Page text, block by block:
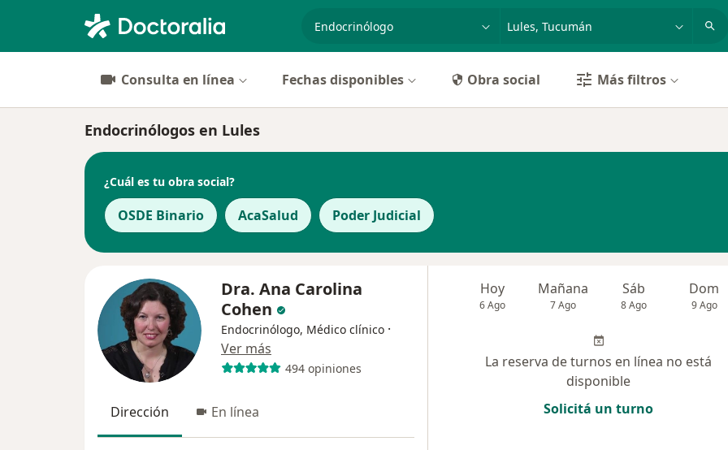
especialidad, enfermedad o nombrep. ej. Buenos Aires
Consulta en línea Fechas disponibles Obra social Más filtros
Endocrinólogos en Lules
¿Cuál es tu obra social?
OSDE Binario AcaSalud Poder Judicial
Dra. Ana Carolina
Cohen
Endocrinólogo, Médico clínico ·
Ver más
494 opiniones
Dirección En línea
Hoy
6 Ago
Mañana
7 Ago
Sáb
8 Ago
Dom
9 Ago
La reserva de turnos en línea no está
disponible
Solicitá un turno